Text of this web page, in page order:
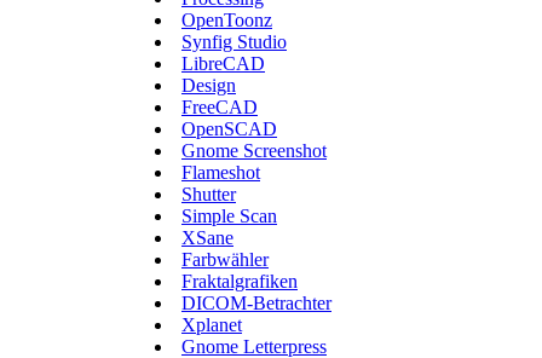
OpenToonz
Synfig Studio
LibreCAD
Design
FreeCAD
OpenSCAD
Gnome Screenshot
Flameshot
Shutter
Simple Scan
XSane
Farbwähler
Fraktalgrafiken
DICOM-Betrachter
Xplanet
Gnome Letterpress